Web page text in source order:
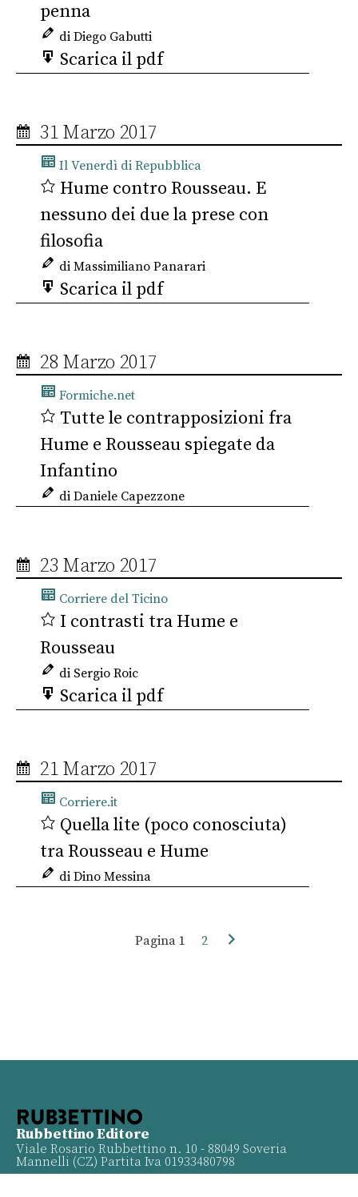
penna
di Diego Gabutti
Scarica il pdf
31 Marzo 2017
Il Venerdì di Repubblica
Hume contro Rousseau. E
nessuno dei due la prese con
filosofia
di Massimiliano Panarari
Scarica il pdf
28 Marzo 2017
Formiche.net
Tutte le contrapposizioni fra
Hume e Rousseau spiegate da
Infantino
di Daniele Capezzone
23 Marzo 2017
Corriere del Ticino
I contrasti tra Hume e
Rousseau
di Sergio Roic
Scarica il pdf
21 Marzo 2017
Corriere.it
Quella lite (poco conosciuta)
tra Rousseau e Hume
di Dino Messina
Pagina 1 2
Rubbettino Editore
Viale Rosario Rubbettino n. 10 - 88049 Soveria
Mannelli (CZ) Partita Iva 01933480798